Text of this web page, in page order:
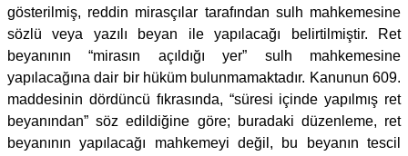
gösterilmiş, reddin mirasçılar tarafından sulh mahkemesine
sözlü veya yazılı beyan ile yapılacağı belirtilmiştir. Ret
beyanının “mirasın açıldığı yer” sulh mahkemesine
yapılacağına dair bir hüküm bulunmamaktadır. Kanunun 609.
maddesinin dördüncü fıkrasında, “süresi içinde yapılmış ret
beyanından” söz edildiğine göre; buradaki düzenleme, ret
beyanının yapılacağı mahkemeyi değil, bu beyanın tescil